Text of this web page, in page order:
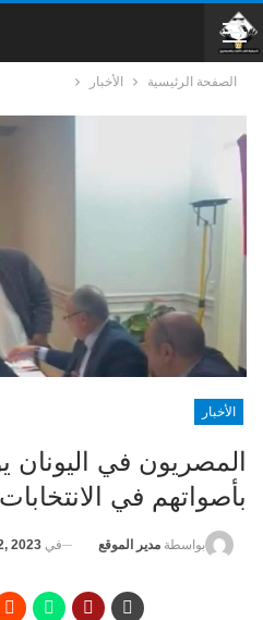
الصفحة الرئيسية الأخبار
الأخبار
المصريون في اليونان
بأصواتهم في
بواسطة مدير الموقع في 2023